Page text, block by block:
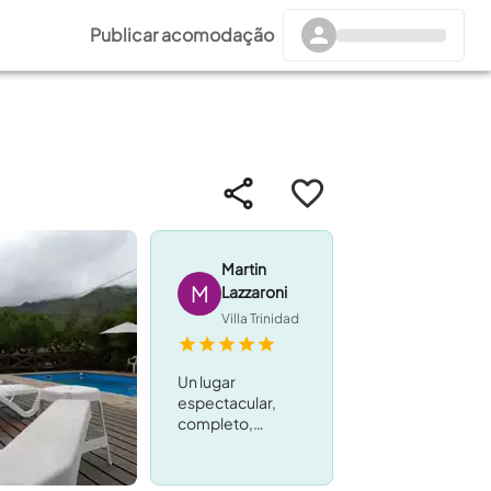
Publicar acomodação
M
Martin
Lazzaroni
Villa Trinidad
Un lugar
espectacular,
completo,
buena, excelente